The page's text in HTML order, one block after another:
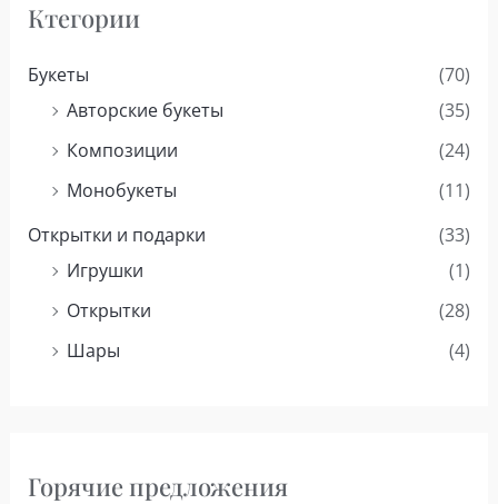
Ктегории
Букеты
(70)
Авторские букеты
(35)
Композиции
(24)
Монобукеты
(11)
Открытки и подарки
(33)
Игрушки
(1)
Открытки
(28)
Шары
(4)
Горячие предложения